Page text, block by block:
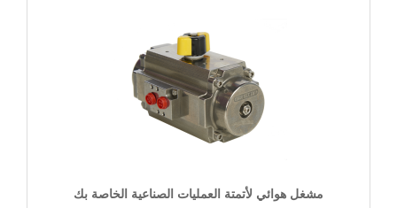
مشغل هوائي لأتمتة العمليات الصناعية الخاصة بك